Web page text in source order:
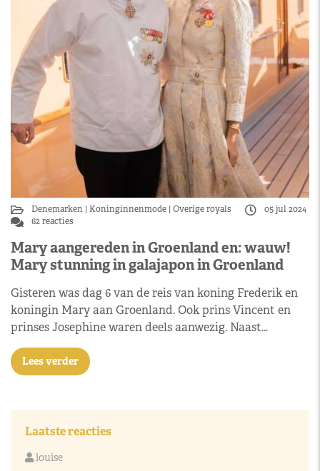
Denemarken Koninginnenmode Overige royals
05 jul 2024
62 reacties
Mary aangereden in Groenland en: wauw!
Mary stunning in galajapon in Groenland
Gisteren was dag 6 van de reis van koning Frederik en
koningin Mary aan Groenland. Ook prins Vincent en
prinses Josephine waren deels aanwezig. Naast…
Lees verder
Laatste reacties
louise